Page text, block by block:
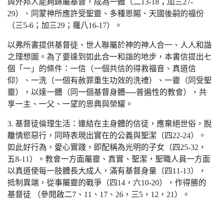
與外邦人能夠歸屬基督，成為一體（二13-18；加三27-
29）、同蒙神所應許受聖靈、多種恩賜、天國後嗣的福份
（三5-6；加三29；羅八16-17）。
以弗所書提供基督徒、世人聯屬於神的神人合一、人人和諧
之理想圖。為了要達到如此合一和諧的地步，本書信提出七
個「一」的條件：一信（一個共信的得救福音、真道信
仰）、一洗（一個有赦罪重生功效的洗禮）、一靈（同受聖
靈），以達一體（同一個基督身體──普遍性的教會），共
享一主、一父、一望的恩典與榮耀。
3. 基督徒倫理生活：連結在主身體的信徒，應棄絕世俗，脫
離情慾惡行，同時表現出實在的公義與聖潔（四22-24）。
如此好行為，愛心實踐，即配稱為光明的子女（四25-32，
五8-11）。教會一方面屬靈、真實、聖潔，聖職人員一方面
以真道使每一肢體長大成人，滿有基督身量（四11-13），
抵制異端，從事屬靈的戰爭（四14，六10-20），作得勝的
基督徒 （參閱啟二7、11、17、26，三5，12，21）。